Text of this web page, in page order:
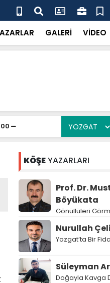
bir dikkatsizlik büyük
GALERİ VİDEO
KÖŞEYAZARLARI
Prof. Dr.
Böyükata
Gönüllüleri
Nurullah
Yozgat’ta Bir
Süleyman
Doğayla Kavga